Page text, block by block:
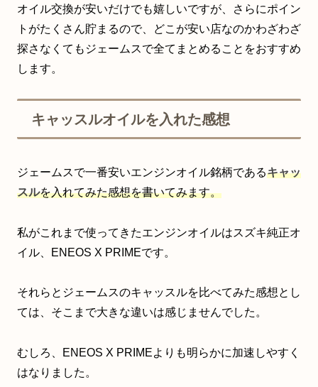
オイル交換が安いだけでも嬉しいですが、さらにポイン
トがたくさん貯まるので、どこが安い店なのかわざわざ
探さなくてもジェームスで全てまとめることをおすすめ
します。
キャッスルオイルを入れた感想
ジェームスで一番安いエンジンオイル銘柄であるキャッ
スルを入れてみた感想を書いてみます。
私がこれまで使ってきたエンジンオイルはスズキ純正オ
イル、ENEOS X PRIMEです。
それらとジェームスのキャッスルを比べてみた感想とし
ては、そこまで大きな違いは感じませんでした。
むしろ、ENEOS X PRIMEよりも明らかに加速しやすく
はなりました。